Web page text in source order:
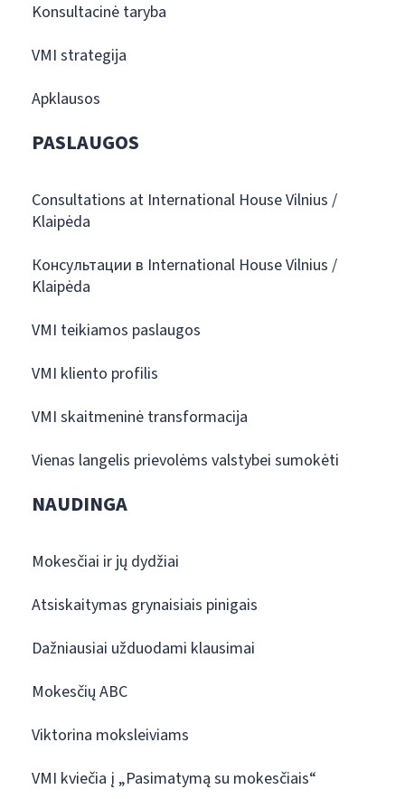
Konsultacinė taryba
VMI strategija
Apklausos
PASLAUGOS
Consultations at International House Vilnius /
Klaipėda
Консультации в International House Vilnius /
Klaipėda
VMI teikiamos paslaugos
VMI kliento profilis
VMI skaitmeninė transformacija
Vienas langelis prievolėms valstybei sumokėti
NAUDINGA
Mokesčiai ir jų dydžiai
Atsiskaitymas grynaisiais pinigais
Dažniausiai užduodami klausimai
Mokesčių ABC
Viktorina moksleiviams
VMI kviečia į „Pasimatymą su mokesčiais“